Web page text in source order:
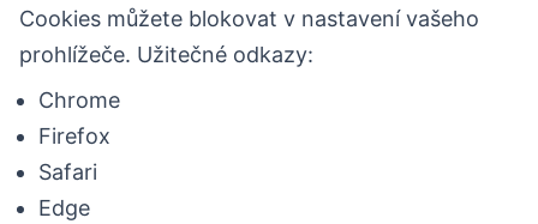
Cookies můžete blokovat v nastavení vašeho
prohlížeče. Užitečné odkazy:
Chrome
Firefox
Safari
Edge